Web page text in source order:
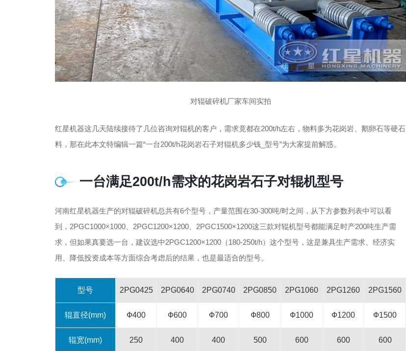
对辊破碎机厂家车间实拍
红星机器这几天陆续接待了几位咨询对辊机的客户，需求竟都在200t/h左右，物料多为花岗岩、鹅卵石等硬石
料，那在此本文特编辑一篇“一台200t/h花岗岩石子对辊机多少钱_型号”为大家提前解惑。
一台满足200t/h需求的花岗岩石子对辊机型号
河南红星机器生产的对辊破碎机总共有6个型号，产量范围在30-300吨/时之间，从下方参数列表中可以看
到，2PGC1000×1000、2PGC1200×1200、2PGC1500×1200这三款对辊机型号都能满足时产200吨生产需
求，但如果真要选一台，建议选中2PGC1200×1200（180-250t/h）这个型号，这是兼具生产需求、经济实
用、降低投资成本等方面综合考虑后的结果，也是最适合的型号。
型号 2PG0425 2PG0640 2PG0740 2PG0850 2PG1060 2PG1260 2PG1560
辊直径(mm) Ф400 Ф600 Ф700 Ф800 Ф1000 Ф1200 Ф1500
辊宽(mm) 250 400 400 500 600 600 600